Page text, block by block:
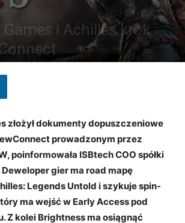
i Achilles krok
złożył dokumenty dopuszczeniowe
prowadzonym przez
poinformowała ISBtech COO spółki
Deweloper gier ma road mapę
Legends Untold i szykuje spin-
ma wejść w Early Access pod
Z kolei Brightness ma osiągnąć